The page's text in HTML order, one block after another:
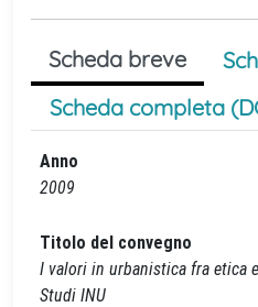
Scheda breve
Scheda completa
Anno
2009
Titolo del convegno
I valori in urbanistica fra etica
Studi INU